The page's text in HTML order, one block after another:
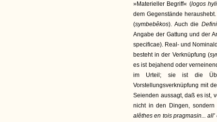
»Materieller Begriff« (logos
dem Gegenstände
(symbebêkos). Auch die
Angabe der Gattung und der
specificae). Real- und
besteht in der Verknüpfung (
es ist bejahend oder
im Urteil; sie ist die
Vorstellungsverknüpfung mit
Seienden aussagt, daß es ist,
nicht in den Dingen,
alêthes en tois pragmasin... all'